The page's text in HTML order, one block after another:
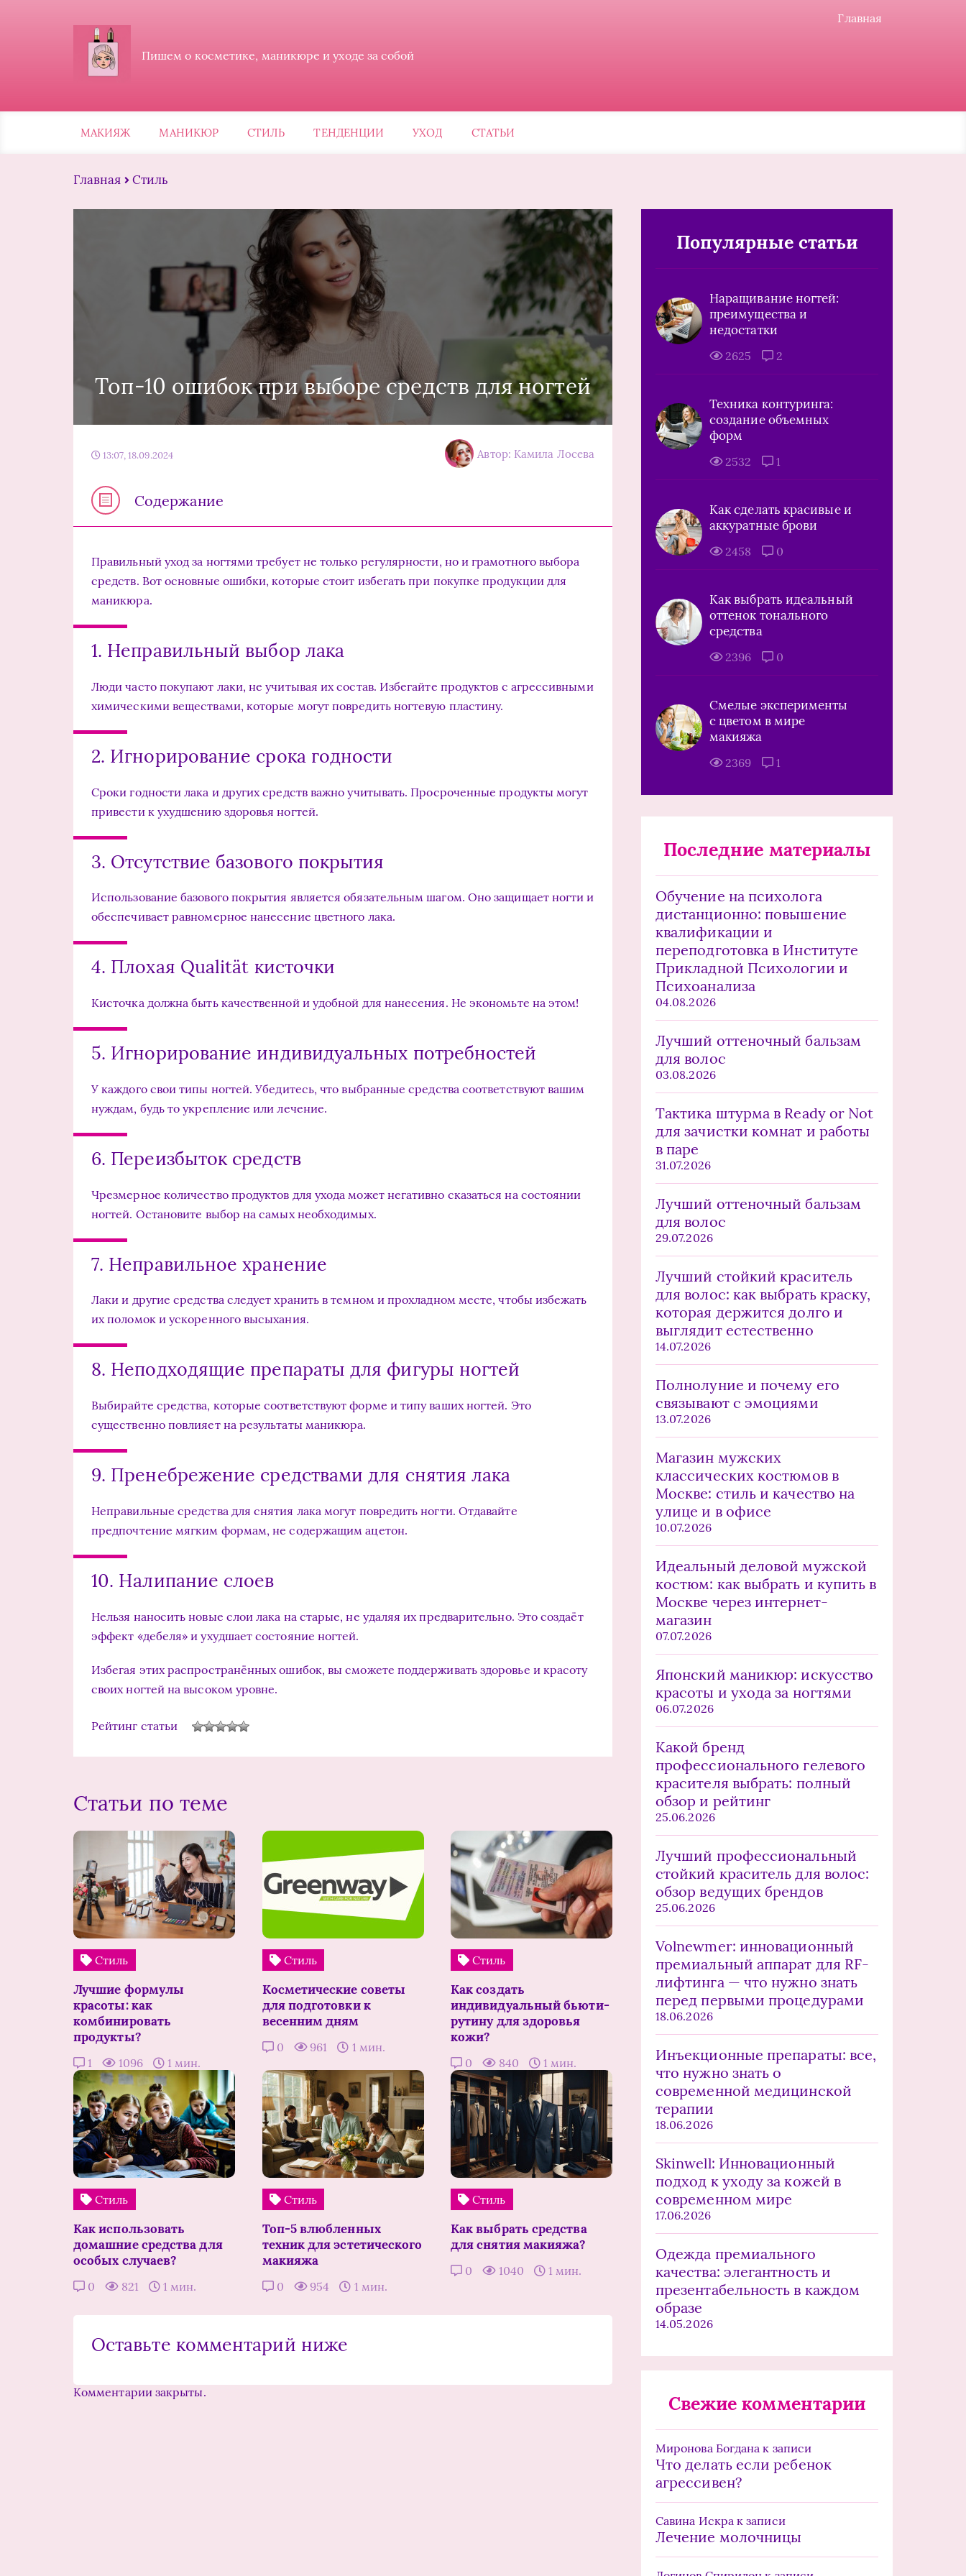
Главная
Пишем о косметике, маникюре и уходе за собой
МАКИЯЖ МАНИКЮР СТИЛЬ ТЕНДЕНЦИИ УХОД СТАТЬИ
Главная Стиль
Топ-10 ошибок при выборе средств для ногтей
13:07, 18.09.2024 Автор: Камила Лосева
Содержание
Правильный уход за ногтями требует не только регулярности, но и грамотного выбора
средств. Вот основные ошибки, которые стоит избегать при покупке продукции для
маникюра.
1. Неправильный выбор лака
Люди часто покупают лаки, не учитывая их состав. Избегайте продуктов с агрессивными
химическими веществами, которые могут повредить ногтевую пластину.
2. Игнорирование срока годности
Сроки годности лака и других средств важно учитывать. Просроченные продукты могут
привести к ухудшению здоровья ногтей.
3. Отсутствие базового покрытия
Использование базового покрытия является обязательным шагом. Оно защищает ногти и
обеспечивает равномерное нанесение цветного лака.
4. Плохая Qualität кисточки
Кисточка должна быть качественной и удобной для нанесения. Не экономьте на этом!
5. Игнорирование индивидуальных потребностей
У каждого свои типы ногтей. Убедитесь, что выбранные средства соответствуют вашим
нуждам, будь то укрепление или лечение.
6. Переизбыток средств
Чрезмерное количество продуктов для ухода может негативно сказаться на состоянии
ногтей. Остановите выбор на самых необходимых.
7. Неправильное хранение
Лаки и другие средства следует хранить в темном и прохладном месте, чтобы избежать
их поломок и ускоренного высыхания.
8. Неподходящие препараты для фигуры ногтей
Выбирайте средства, которые соответствуют форме и типу ваших ногтей. Это
существенно повлияет на результаты маникюра.
9. Пренебрежение средствами для снятия лака
Неправильные средства для снятия лака могут повредить ногти. Отдавайте
предпочтение мягким формам, не содержащим ацетон.
10. Налипание слоев
Нельзя наносить новые слои лака на старые, не удаляя их предварительно. Это создаёт
эффект «дебеля» и ухудшает состояние ногтей.
Избегая этих распространённых ошибок, вы сможете поддерживать здоровье и красоту
своих ногтей на высоком уровне.
Рейтинг статьи
Статьи по теме
Стиль
Лучшие формулы
красоты: как
комбинировать
продукты?
1 1096 1 мин.
Стиль
Косметические советы
для подготовки к
весенним дням
0 961 1 мин.
Стиль
Как создать
индивидуальный бьюти-
рутину для здоровья
кожи?
0 840 1 мин.
Стиль
Как использовать
домашние средства для
особых случаев?
0 821 1 мин.
Стиль
Топ-5 влюбленных
техник для эстетического
макияжа
0 954 1 мин.
Стиль
Как выбрать средства
для снятия макияжа?
0 1040 1 мин.
Оставьте комментарий ниже
Комментарии закрыты.
Популярные статьи
Наращивание ногтей:
преимущества и
недостатки
2625 2
Техника контуринга:
создание объемных
форм
2532 1
Как сделать красивые и
аккуратные брови
2458 0
Как выбрать идеальный
оттенок тонального
средства
2396 0
Смелые эксперименты
с цветом в мире
макияжа
2369 1
Последние материалы
Обучение на психолога
дистанционно: повышение
квалификации и
переподготовка в Институте
Прикладной Психологии и
Психоанализа
04.08.2026
Лучший оттеночный бальзам
для волос
03.08.2026
Тактика штурма в Ready or Not
для зачистки комнат и работы
в паре
31.07.2026
Лучший оттеночный бальзам
для волос
29.07.2026
Лучший стойкий краситель
для волос: как выбрать краску,
которая держится долго и
выглядит естественно
14.07.2026
Полнолуние и почему его
связывают с эмоциями
13.07.2026
Магазин мужских
классических костюмов в
Москве: стиль и качество на
улице и в офисе
10.07.2026
Идеальный деловой мужской
костюм: как выбрать и купить в
Москве через интернет-
магазин
07.07.2026
Японский маникюр: искусство
красоты и ухода за ногтями
06.07.2026
Какой бренд
профессионального гелевого
красителя выбрать: полный
обзор и рейтинг
25.06.2026
Лучший профессиональный
стойкий краситель для волос:
обзор ведущих брендов
25.06.2026
Volnewmer: инновационный
премиальный аппарат для RF-
лифтинга — что нужно знать
перед первыми процедурами
18.06.2026
Инъекционные препараты: все,
что нужно знать о
современной медицинской
терапии
18.06.2026
Skinwell: Инновационный
подход к уходу за кожей в
современном мире
17.06.2026
Одежда премиального
качества: элегантность и
презентабельность в каждом
образе
14.05.2026
Свежие комментарии
Миронова Богдана к записи
Что делать если ребенок
агрессивен?
Савина Искрак записи
Лечение молочницы